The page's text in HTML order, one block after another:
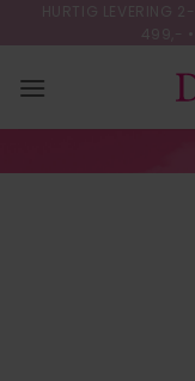
to
content
HURTIG LEVERING
499,- •